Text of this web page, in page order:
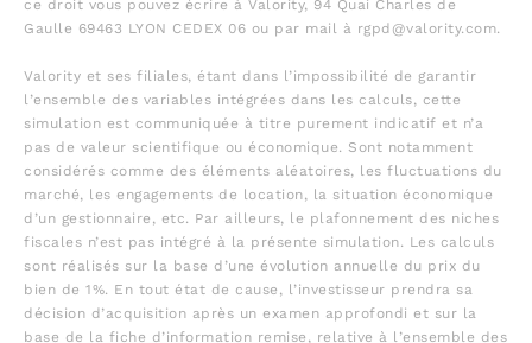
ce droit vous pouvez écrire à Valority, 94 Quai Charles de
Gaulle 69463 LYON CEDEX 06 ou par mail à rgpd@valority.com.
Valority et ses filiales, étant dans l’impossibilité de garantir
l’ensemble des variables intégrées dans les calculs, cette
simulation est communiquée à titre purement indicatif et n’a
pas de valeur scientifique ou économique. Sont notamment
considérés comme des éléments aléatoires, les fluctuations du
marché, les engagements de location, la situation économique
d’un gestionnaire, etc. Par ailleurs, le plafonnement des niches
fiscales n’est pas intégré à la présente simulation. Les calculs
sont réalisés sur la base d’une évolution annuelle du prix du
bien de 1%. En tout état de cause, l’investisseur prendra sa
décision d’acquisition après un examen approfondi et sur la
base de la fiche d’information remise, relative à l’ensemble des